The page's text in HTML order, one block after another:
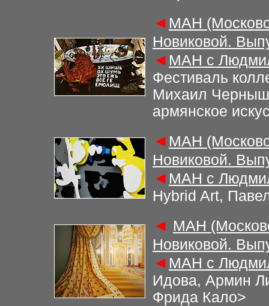
◄ МАН
Новиковой.
◄ МАН с
Фестиваль
Михаил
армянское
◄ МАН
Новиковой.
◄ МАН с
Hybrid Art,
◄ МАН
Новиковой.
◄ МАН с
Идова, Армин
Фрида Кало>